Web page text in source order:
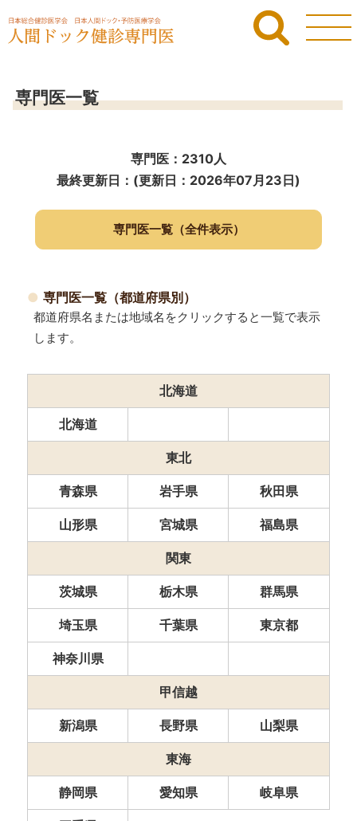
専門医一覧
専門医：2310人
最終更新日：(更新日：2026年07月23日)
専門医一覧（全件表示）
専門医一覧（都道府県別）
都道府県名または地域名をクリックすると一覧で表示
します。
北海道
北海道
東北
青森県 岩手県 秋田県
山形県 宮城県 福島県
関東
茨城県 栃木県 群馬県
埼玉県 千葉県 東京都
神奈川県
甲信越
新潟県 長野県 山梨県
東海
静岡県 愛知県 岐阜県